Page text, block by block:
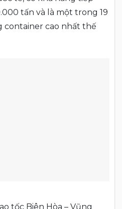
tấn và là một trong 19
container cao nhất thế
tốc Biên Hòa – Vũng